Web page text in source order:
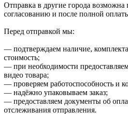
Отправка в другие города возможна
согласованию и после полной
Перед отправкой мы:
— подтверждаем наличие,
стоимость;
— при необходимости
видео товара;
— проверяем работоспособность и
— надёжно упаковываем заказ;
— предоставляем документы об
отслеживания отправления.